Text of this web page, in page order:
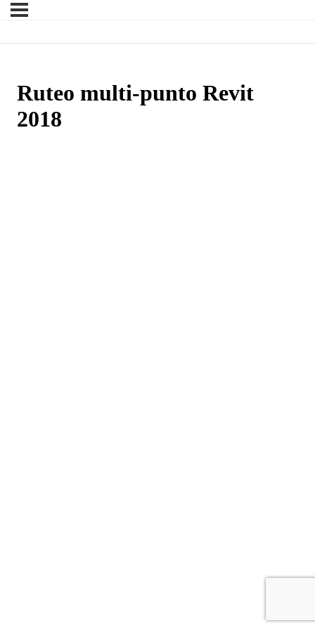
Ruteo multi-punto Revit
2018